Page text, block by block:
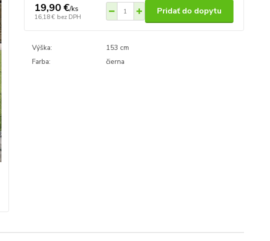
19,90 €/ks
16,18 € bez DPH
Pridať do dopytu
Výška:
153 cm
Farba:
čierna